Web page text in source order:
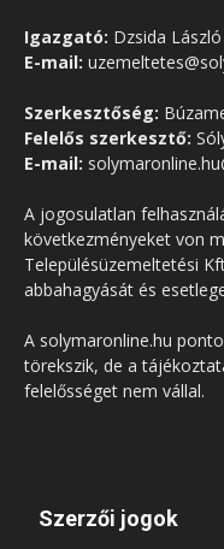
Igazgató: Dzsida László
E-mail:
Szerkesztőség:
Felelős szerkesztő:
E-mail:
A jogosulatlan
következményeket von
Településüzemeltetési
abbahagyását és
A solymaronline.hu
törekszik, de a
felelősséget nem vállal.
Szerzői jogok